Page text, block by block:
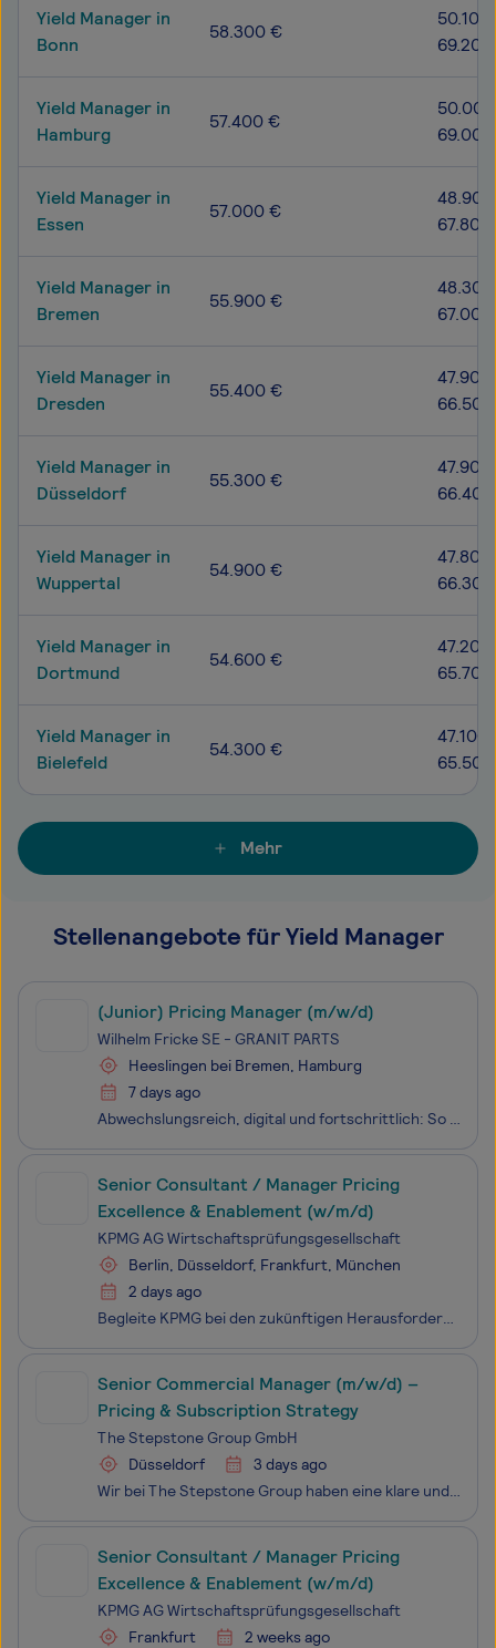
Yield Manager in
Bonn
58.300 €
Yield Manager in
Hamburg
57.400 €
Yield Manager in
Essen
57.000 €
Yield Manager in
Bremen
55.900 €
Yield Manager in
Dresden
55.400 €
Yield Manager in
Düsseldorf
55.300 €
Yield Manager in
Wuppertal
54.900 €
Yield Manager in
Dortmund
54.600 €
Yield Manager in
Bielefeld
54.300 €
Mehr
Stellenangebote für Yield Manager
(Junior) Pricing Manager (m/w/d)
Wilhelm Fricke SE - GRANIT PARTS
Heeslingen bei Bremen, Hamburg
7 days ago
Abwechslungsreich, digital und fortschrittlich: So arbeiten wir in der FRICKE Gruppe. Mit über 4.000 Mitarbeitenden - verteilt auf 107 Standorte in 28 Ländern – ist unser gemeinsames Ziel, unseren Kunden hochwertige Ersatzteile, hervorragende Maschinen und erstklassigen Service zu bieten. Unser
Senior Consultant / Manager Pricing
Excellence & Enablement (w/m/d)
KPMG AG Wirtschaftsprüfungsgesellschaft
Berlin, Düsseldorf, Frankfurt, München
2 days ago
Begleite KPMG bei den zukünftigen Herausforderungen unserer Kund:innen. Begeistere auch Du Dich für die Vielfalt unserer Fragestellungen - und mach gemeinsam mit uns den Unterschied. Im Center of Commercial Management entwickelst Du die Pricing Excellence bei KPMG weiter und schaffst die methodische
Senior Commercial Manager (m/w/d) –
Pricing & Subscription Strategy
The Stepstone Group GmbH
Düsseldorf
3 days ago
Wir bei The Stepstone Group haben eine klare und sehr wichtige Mission: den richtigen Job für jede*n zu finden. Mit unseren Daten, unserer Plattform und unseren Technologien bringen wir Jobsuchende und Unternehmen weltweit zusammen, um für beide Seiten den „Perfect Match“ zu schaffen. Mit mehr
Senior Consultant / Manager Pricing
Excellence & Enablement (w/m/d)
KPMG AG Wirtschaftsprüfungsgesellschaft
Frankfurt
2 weeks ago